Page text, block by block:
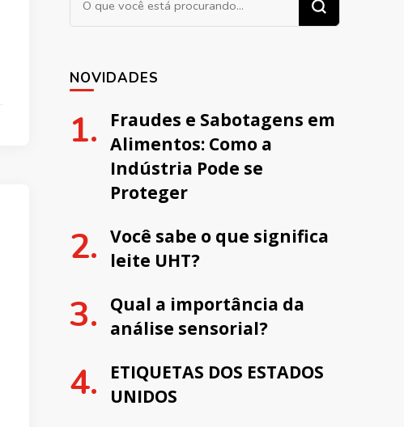
NOVIDADES
Fraudes e Sabotagens em
Alimentos: Como a
Indústria Pode se
Proteger
Você sabe o que significa
leite UHT?
Qual a importância da
análise sensorial?
ETIQUETAS DOS ESTADOS
UNIDOS